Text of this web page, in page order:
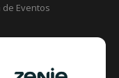
Eventos